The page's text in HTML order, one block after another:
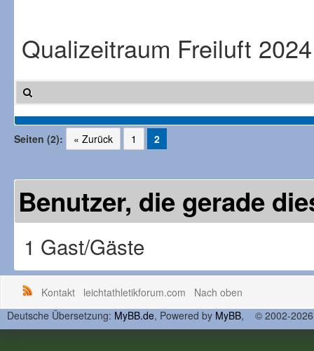
Qualizeitraum Freiluft
Seiten (2): « Zurück 1 2
Benutzer, die gerade
1 Gast/Gäste
Kontakt leichtathletikforum.com
Nach oben
Deutsche Übersetzung: MyBB.de, Powered by MyBB, © 2002-